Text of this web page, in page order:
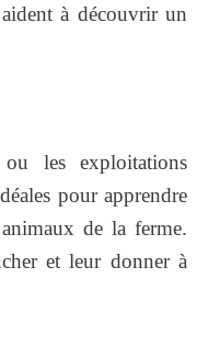
à découvrir un
ou les exploitations
pour apprendre
de la ferme.
et leur donner à